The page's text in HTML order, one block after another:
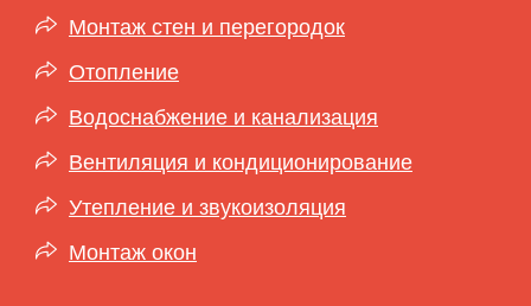
Монтаж стен и перегородок
Отопление
Водоснабжение и канализация
Вентиляция и кондиционирование
Утепление и звукоизоляция
Монтаж окон